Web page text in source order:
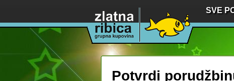
SVE
Potvrdi